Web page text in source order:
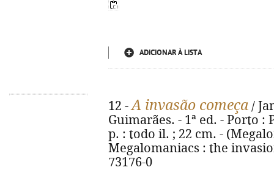
ADICIONAR À LISTA
12 -A invasão começa /
Guimarães. - 1ª ed. - Porto :
p. : todo il. ; 22 cm. -
Megalomaniacs : the
73176-0